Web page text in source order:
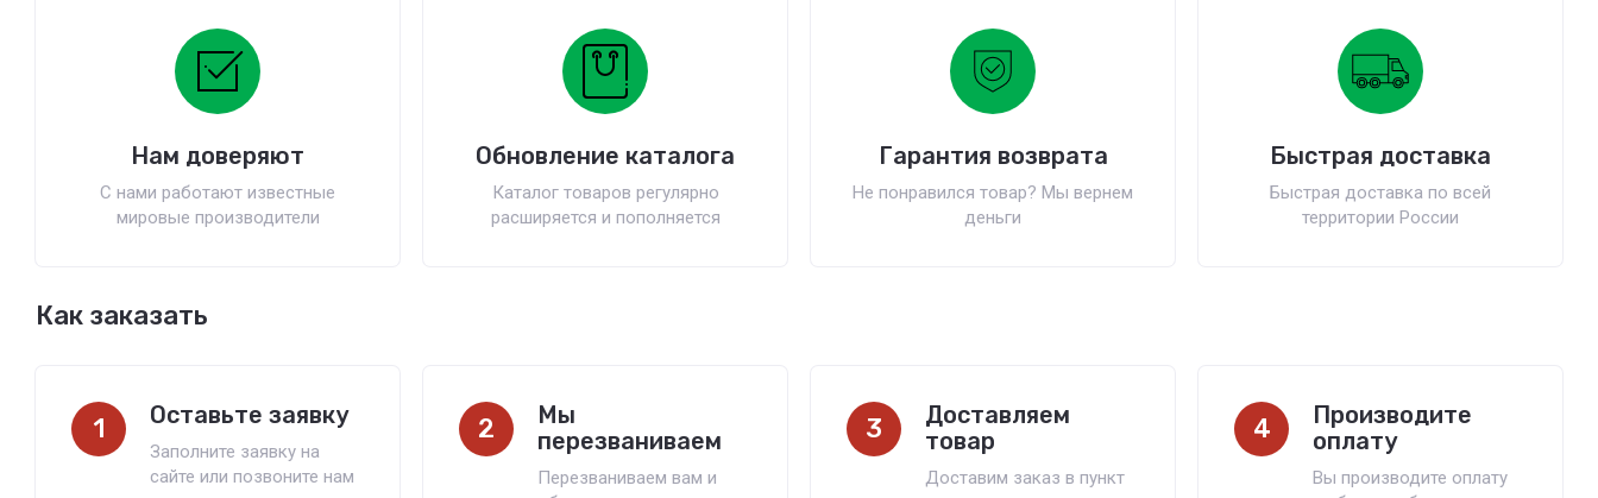
Нам доверяют
С нами работают известные
мировые производители
Обновление каталога
Каталог товаров регулярно
расширяется и пополняется
Гарантия возврата
Не понравился товар? Мы вернем
деньги
Быстрая доставка
Быстрая доставка по всей
территории России
Как заказать
1 Оставьте заявку
Заполните заявку на
сайте или позвоните нам
2
Мы
перезваниваем
Перезваниваем вам и
3
Доставляем
товар
Доставим заказ в пункт
4
Производите
оплату
Вы производите оплату